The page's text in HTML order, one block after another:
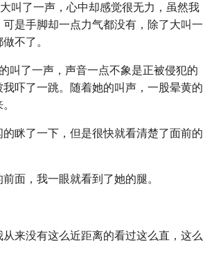
叫了一声，心中却感觉很无力，虽然我
是手脚却一点力气都没有，除了大叫一
不了。
的叫了一声，声音一点不象是正被侵犯的
吓了一跳。随着她的叫声，一股晕黄的
眯了一下，但是很快就看清楚了面前的
面，我一眼就看到了她的腿。
来没有这么近距离的看过这么直，这么